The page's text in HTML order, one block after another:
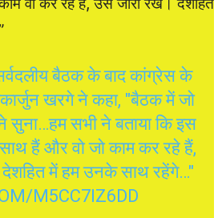
वो कर रहे हैं, उसे जारी रखें। देशहित
बैठक के बाद कांग्रेस के
खरगे ने कहा, "बैठक में जो
सुना…हम सभी ने बताया कि इस
हैं और वो जो काम कर रहे हैं,
में हम उनके साथ रहेंगे…"
M5CC7IZ6DD